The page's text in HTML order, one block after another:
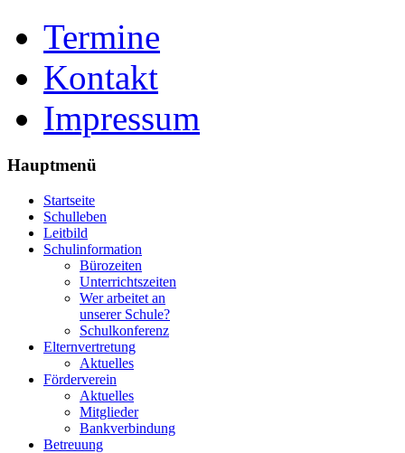
Termine
Kontakt
Impressum
Hauptmenü
Startseite
Schulleben
Leitbild
Schulinformation
Bürozeiten
Unterrichtszeiten
Wer arbeitet an
unserer Schule?
Schulkonferenz
Elternvertretung
Aktuelles
Förderverein
Aktuelles
Mitglieder
Bankverbindung
Betreuung